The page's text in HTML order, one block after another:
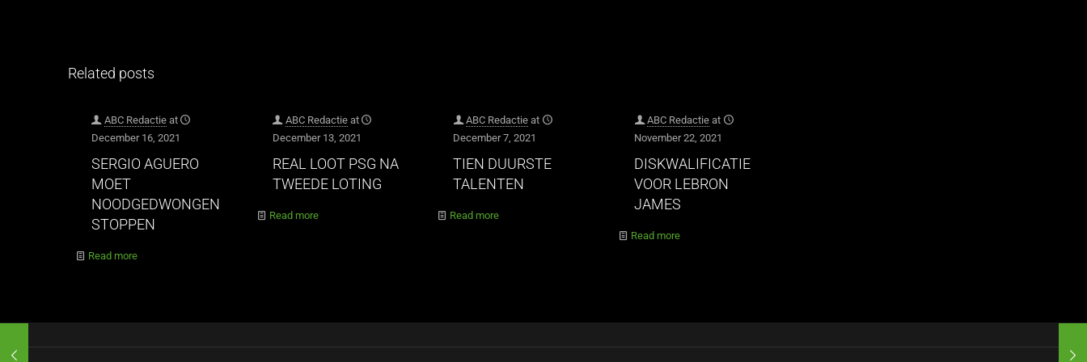
Related posts
ABC Redactie at
December 16, 2021
SERGIO AGUERO
MOET
NOODGEDWONGEN
STOPPEN
Read more
ABC Redactie at
December 13, 2021
REAL LOOT PSG NA
TWEEDE LOTING
Read more
ABC Redactie at
December 7, 2021
TIEN DUURSTE
TALENTEN
Read more
ABC Redactie at
November 22, 2021
DISKWALIFICATIE
VOOR LEBRON
JAMES
Read more